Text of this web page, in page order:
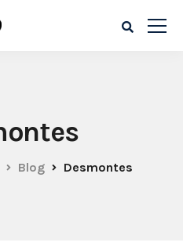
Blog Desmontes